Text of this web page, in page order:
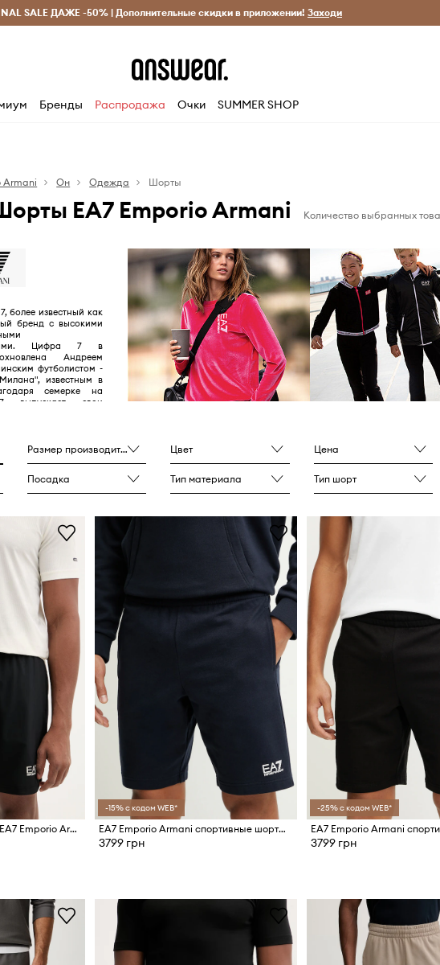
Исключительно оригинальные товары Экономь с Answear Club
SALE ДАЖЕ -50% | Дополнительные скидки в приложении! Заходи
Бренды Распродажа Очки SUMMER SHOP
Armani Он Одежда Шорты
EA7 Emporio Armani Количество выбранных
более известный как
бренд с высокими
Цифра 7 в
Андреем
футболистом -
известным в
семерке на
выпускает свои
Размер производителя Цвет Цена
Посадка Тип материала Тип шорт
Тренировочные шорты EA7 Emporio Armani
-15% с кодом WEB*
EA7 Emporio Armani спортивные шорты для мужчин из хлопка
3799 грн
-25% с кодом WEB*
3799 грн